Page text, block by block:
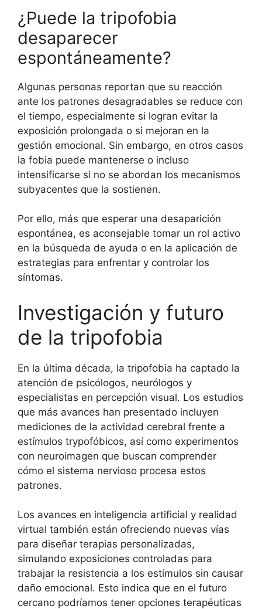
¿Puede la tripofobia
desaparecer
espontáneamente?
Algunas personas reportan que su reacción
ante los patrones desagradables se reduce con
el tiempo, especialmente si logran evitar la
exposición prolongada o si mejoran en la
gestión emocional. Sin embargo, en otros casos
la fobia puede mantenerse o incluso
intensificarse si no se abordan los mecanismos
subyacentes que la sostienen.
Por ello, más que esperar una desaparición
espontánea, es aconsejable tomar un rol activo
en la búsqueda de ayuda o en la aplicación de
estrategias para enfrentar y controlar los
síntomas.
Investigación y futuro
de la tripofobia
En la última década, la tripofobia ha captado la
atención de psicólogos, neurólogos y
especialistas en percepción visual. Los estudios
que más avances han presentado incluyen
mediciones de la actividad cerebral frente a
estímulos trypofóbicos, así como experimentos
con neuroimagen que buscan comprender
cómo el sistema nervioso procesa estos
patrones.
Los avances en inteligencia artificial y realidad
virtual también están ofreciendo nuevas vías
para diseñar terapias personalizadas,
simulando exposiciones controladas para
trabajar la resistencia a los estímulos sin causar
daño emocional. Esto indica que en el futuro
cercano podríamos tener opciones terapéuticas